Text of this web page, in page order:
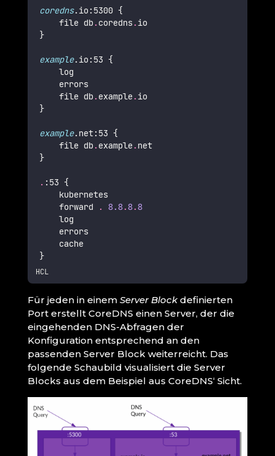
coredns.io:5300 {
    file db
.coredns.io
}
example.io:53 {
    log
    errors
    file db
.example.io
}
example.net:53 {
    file db
.example.net
}
. :53 {
    kubernetes
    forward
. 8.8.8.8
    log
    errors
    cache
}
HCL
Für jeden in einem Server Blockdefinierten
Port erstellt CoreDNS einen Server, der die
eingehenden DNS-Abfragen der
Konfiguration entsprechend an den
passenden Server Block weiterreicht. Das
folgende Schaubild visualisiert die Server
Blocks aus dem Beispiel aus CoreDNS‘ Sicht.